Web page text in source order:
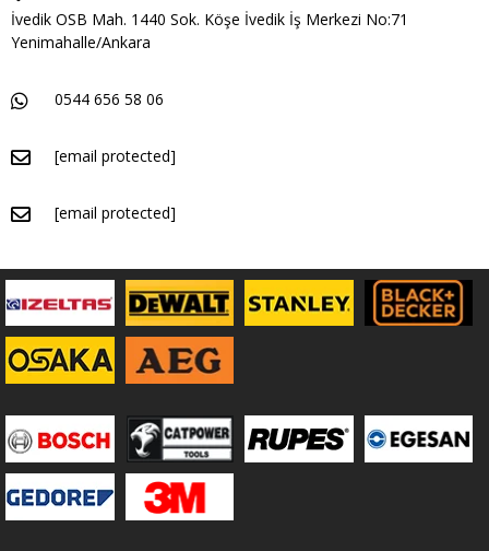
İvedik OSB Mah. 1440 Sok. Köşe İvedik İş Merkezi No:71
Yenimahalle/Ankara
0544 656 58 06
[email protected]
[email protected]